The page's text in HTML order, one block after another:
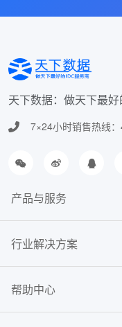
天下数据：做天下最
7×24小时销售热线
产品与服务
行业解决方案
帮助中心